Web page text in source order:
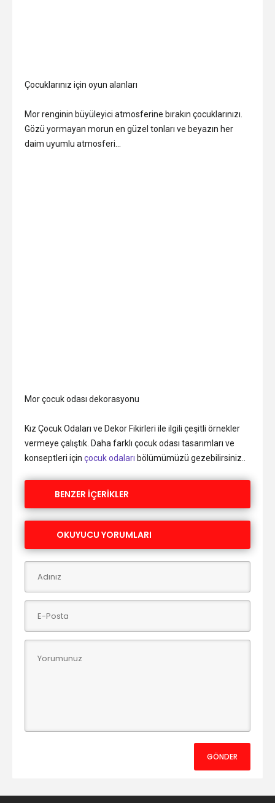
Çocuklarınız için oyun alanları
Mor renginin büyüleyici atmosferine bırakın çocuklarınızı.
Gözü yormayan morun en güzel tonları ve beyazın her
daim uyumlu atmosferi…
Mor çocuk odası dekorasyonu
Kız Çocuk Odaları ve Dekor Fikirleri ile ilgili çeşitli örnekler
vermeye çalıştık. Daha farklı çocuk odası tasarımları ve
konseptleri için çocuk odaları bölümümüzü gezebilirsiniz..
BENZER İÇERİKLER
OKUYUCU YORUMLARI